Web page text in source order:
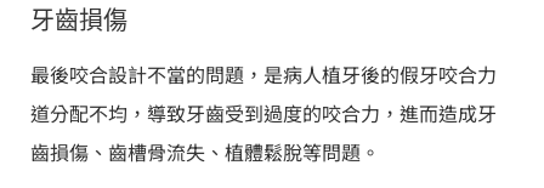
牙齒損傷
最後咬合設計不當的問題，是病人植牙後的假牙咬合力
道分配不均，導致牙齒受到過度的咬合力，進而造成牙
齒損傷、齒槽骨流失、植體鬆脫等問題。